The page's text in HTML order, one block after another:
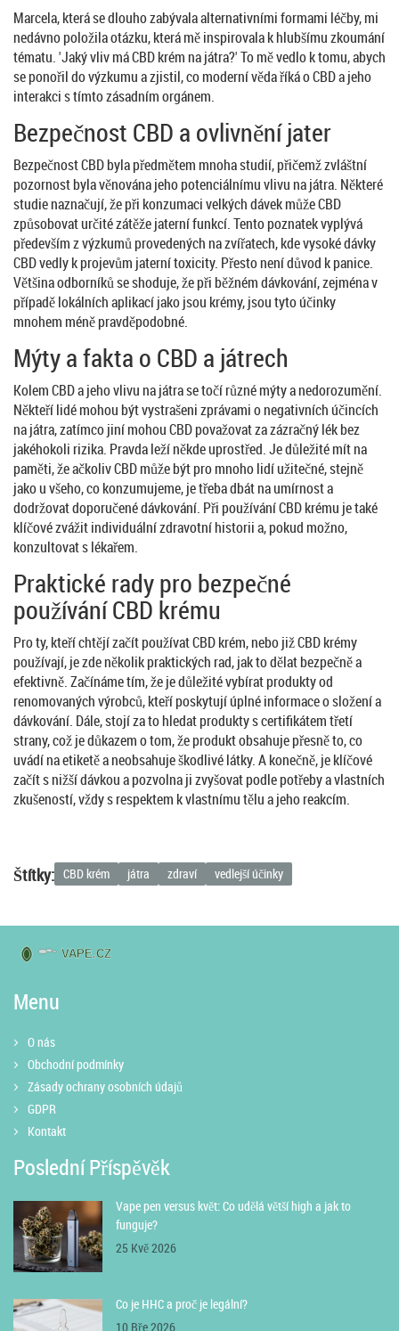
Marcela, která se dlouho zabývala alternativními formami léčby, mi
nedávno položila otázku, která mě inspirovala k hlubšímu zkoumání
tématu. 'Jaký vliv má CBD krém na játra?' To mě vedlo k tomu, abych
se ponořil do výzkumu a zjistil, co moderní věda říká o CBD a jeho
interakci s tímto zásadním orgánem.
Bezpečnost CBD a ovlivnění jater
Bezpečnost CBD byla předmětem mnoha studií, přičemž zvláštní
pozornost byla věnována jeho potenciálnímu vlivu na játra. Některé
studie naznačují, že při konzumaci velkých dávek může CBD
způsobovat určité zátěže jaterní funkcí. Tento poznatek vyplývá
především z výzkumů provedených na zvířatech, kde vysoké dávky
CBD vedly k projevům jaterní toxicity. Přesto není důvod k panice.
Většina odborníků se shoduje, že při běžném dávkování, zejména v
případě lokálních aplikací jako jsou krémy, jsou tyto účinky
mnohem méně pravděpodobné.
Mýty a fakta o CBD a játrech
Kolem CBD a jeho vlivu na játra se točí různé mýty a nedorozumění.
Někteří lidé mohou být vystrašeni zprávami o negativních účincích
na játra, zatímco jiní mohou CBD považovat za zázračný lék bez
jakéhokoli rizika. Pravda leží někde uprostřed. Je důležité mít na
paměti, že ačkoliv CBD může být pro mnoho lidí užitečné, stejně
jako u všeho, co konzumujeme, je třeba dbát na umírnost a
dodržovat doporučené dávkování. Při používání CBD krému je také
klíčové zvážit individuální zdravotní historii a, pokud možno,
konzultovat s lékařem.
Praktické rady pro bezpečné
používání CBD krému
Pro ty, kteří chtějí začít používat CBD krém, nebo již CBD krémy
používají, je zde několik praktických rad, jak to dělat bezpečně a
efektivně. Začínáme tím, že je důležité vybírat produkty od
renomovaných výrobců, kteří poskytují úplné informace o složení a
dávkování. Dále, stojí za to hledat produkty s certifikátem třetí
strany, což je důkazem o tom, že produkt obsahuje přesně to, co
uvádí na etiketě a neobsahuje škodlivé látky. A konečně, je klíčové
začít s nižší dávkou a pozvolna ji zvyšovat podle potřeby a vlastních
zkušeností, vždy s respektem k vlastnímu tělu a jeho reakcím.
Štítky: CBD krém játra zdraví vedlejší účinky
Menu
O nás
Obchodní podmínky
Zásady ochrany osobních údajů
GDPR
Kontakt
Poslední Příspěvěk
Vape pen versus květ: Co udělá větší high a jak to
funguje?
25 Kvě 2026
Co je HHC a proč je legální?
10 Bře 2026